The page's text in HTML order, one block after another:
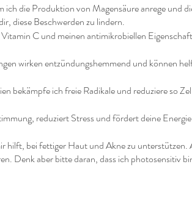
die Produktion von Magensäure anrege und
diese Beschwerden zu lindern.
C und meinen antimikrobiellen
wirken entzündungshemmend und können
bekämpfe ich freie Radikale und reduziere so
reduziert Stress und fördert deine
hilft, bei fettiger Haut und Akne zu unterstützen.
Denk aber bitte daran, dass ich photosensitiv